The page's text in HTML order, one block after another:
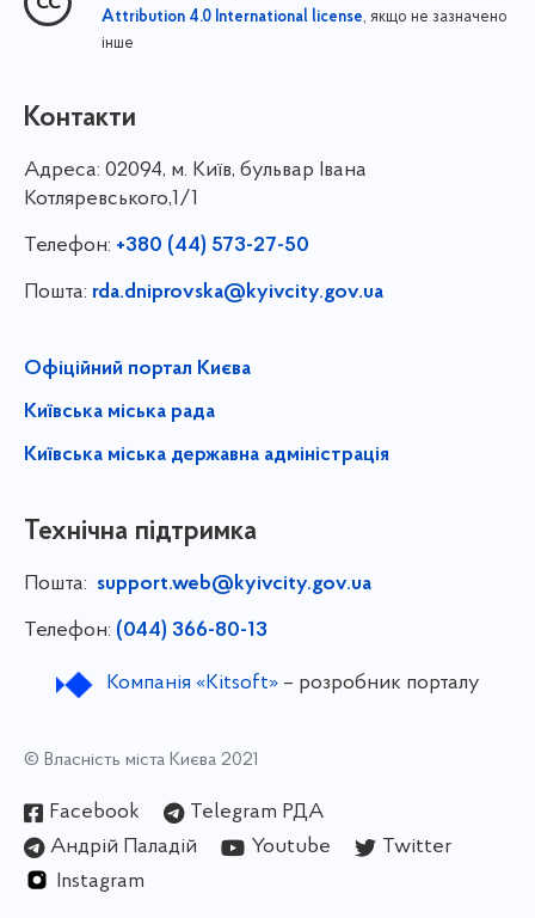
Attribution 4.0 International license, якщо не зазначено
інше
Контакти
Адреса: 02094, м. Київ, бульвар Івана
Котляревського,1/1
Телефон: +380 (44) 573-27-50
Пошта: rda.dniprovska@kyivcity.gov.ua
Офіційний портал Києва
Київська міська рада
Київська міська державна адміністрація
Технічна підтримка
Пошта: support.web@kyivcity.gov.ua
Телефон: (044) 366-80-13
Компанія «Kitsoft»– розробник порталу
© Власність міста Києва 2021
Facebook
Telegram РДА
Андрій Паладій
Youtube
Twitter
Instagram